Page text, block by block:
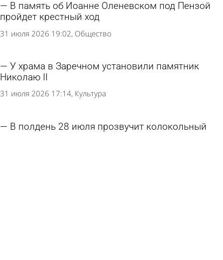
В память об Иоанне Оленевском под Пензой
пройдет крестный ход
31 июля 2026 19:02 Общество
У храма в Заречном установили памятник
Николаю II
31 июля 2026 17:14 Культура
В полдень 28 июля прозвучит колокольный